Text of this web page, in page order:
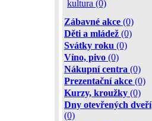
kultura (0)
Zábavné akce (0)
Děti a mládež (0)
Svátky roku (0)
Víno, pivo (0)
Nákupní centra (0)
Prezentační akce (0)
Kurzy, kroužky (0)
Dny otevřených dveří
(0)